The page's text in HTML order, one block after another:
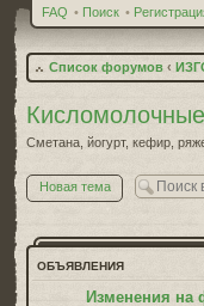
FAQ • Поиск •
Список форумов ‹
Сметана, йогурт, кефир,
Новая тема
ОБЪЯВЛЕНИЯ
Изменения на